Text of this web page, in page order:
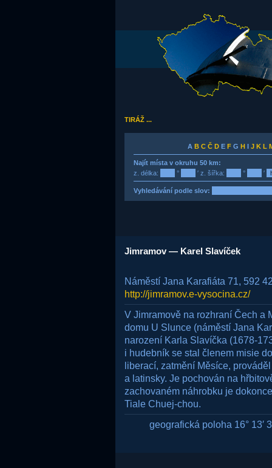
TIRÁŽ ...
A B C Č D E F G H I J K L
Najít místa v okruhu 50 km:
z. délka:
° ′ z. šířka: ° ′
Vyhledávání podle slov:
Jimramov — Karel Slavíček
Náměstí Jana Karafiáta 71, 592
http://jimramov.e-vysocina.cz/
V Jimramově na rozhraní Čech a
domu U Slunce (náměstí Jana
narození Karla Slavíčka (1678-
i hudebník se stal členem misie
liberací, zatmění Měsíce,
a latinsky. Je pochován na
zachovaném náhrobku je
Tiale Chuej-chou.
geografická poloha 16° 13′